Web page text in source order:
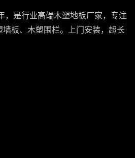
，是行业高端木塑地板厂家，专注
板、木塑围栏。上门安装，超长